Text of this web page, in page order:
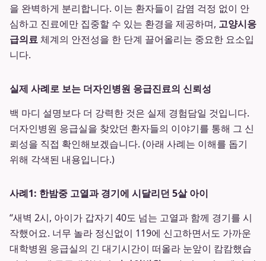
을 완벽하게 분리합니다. 이는 환자들이 감염 걱정 없이 안
심하고 진료에만 집중할 수 있는 환경을 제공하며, 고양시응
급의료체계의 안전성을 한 단계 끌어올리는 중요한 요소입
니다.
실제 사례로 보는 더자인병원 응급진료의 신뢰성
백 마디 설명보다 더 강력한 것은 실제 경험담일 것입니다.
더자인병원 응급실을 찾았던 환자들의 이야기를 통해 그 신
뢰성을 직접 확인해보겠습니다. (아래 사례는 이해를 돕기
위해 각색된 내용입니다.)
사례1: 한밤중 고열과 경기에 시달리던 5살 아이
“새벽 2시, 아이가 갑자기 40도 넘는 고열과 함께 경기를 시
작했어요. 너무 놀라 정신없이 119에 신고하면서도 가까운
대학병원 응급실의 긴 대기시간이 떠올라 눈앞이 캄캄했습